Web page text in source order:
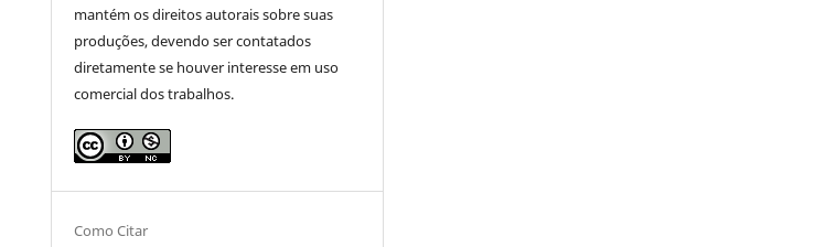
mantém os direitos autorais sobre suas
produções, devendo ser contatados
diretamente se houver interesse em uso
comercial dos trabalhos.
Como Citar